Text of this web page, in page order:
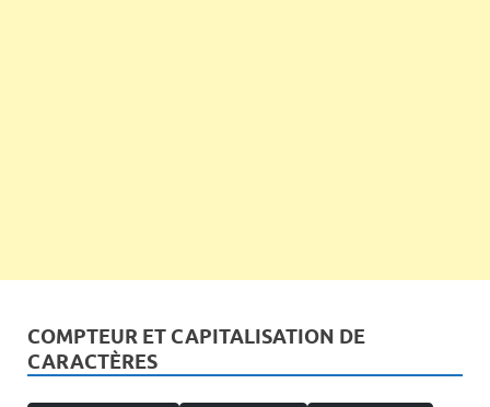
COMPTEUR ET CAPITALISATION DE
CARACTÈRES